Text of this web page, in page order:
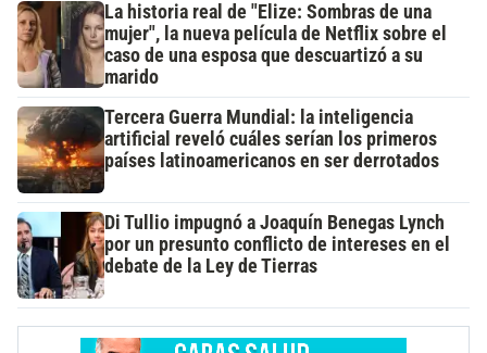
La historia real de "Elize: Sombras de una
mujer", la nueva película de Netflix sobre el
caso de una esposa que descuartizó a su
marido
Tercera Guerra Mundial: la inteligencia
artificial reveló cuáles serían los primeros
países latinoamericanos en ser derrotados
Di Tullio impugnó a Joaquín Benegas Lynch
por un presunto conflicto de intereses en el
debate de la Ley de Tierras